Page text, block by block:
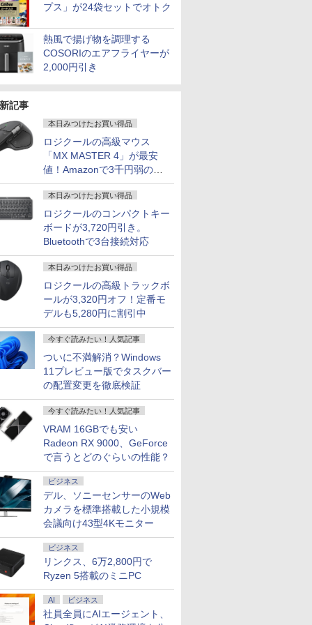
プス」が24袋セットでオトク
熱風で揚げ物を調理する
COSORIのエアフライヤーが
2,000円引き
記事
本日みつけたお買い得品
ロジクールの高級マウス
「MX MASTER 4」が最安
値！Amazonで3千円弱の割
引
本日みつけたお買い得品
ロジクールのコンパクトキー
ボードが3,720円引き。
Bluetoothで3台接続対応
本日みつけたお買い得品
ロジクールの高級トラックボ
ールが3,320円オフ！定番モ
デルも5,280円に割引中
今すぐ読みたい！人気記事
ついに不満解消？Windows
11プレビュー版でタスクバー
の配置変更を徹底検証
今すぐ読みたい！人気記事
VRAM 16GBでも安い
Radeon RX 9000、GeForce
で言うとどのぐらいの性能？
ビジネス
デル、ソニーセンサーのWeb
カメラを標準搭載した小規模
会議向け43型4Kモニター
ビジネス
リンクス、6万2,800円で
Ryzen 5搭載のミニPC
AI ビジネス
社員全員にAIエージェント、